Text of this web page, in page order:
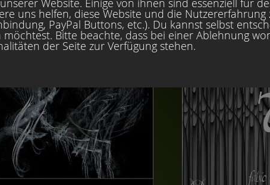
uns helfen, diese Website und die Nutzererfahrung
PayPal Buttons, etc.). Du kannst selbst
möchtest. Bitte beachte, dass bei einer Ablehnung
der Seite zur Verfügung stehen.